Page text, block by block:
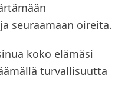
seuraamaan oireita.
koko elämäsi
turvallisuutta